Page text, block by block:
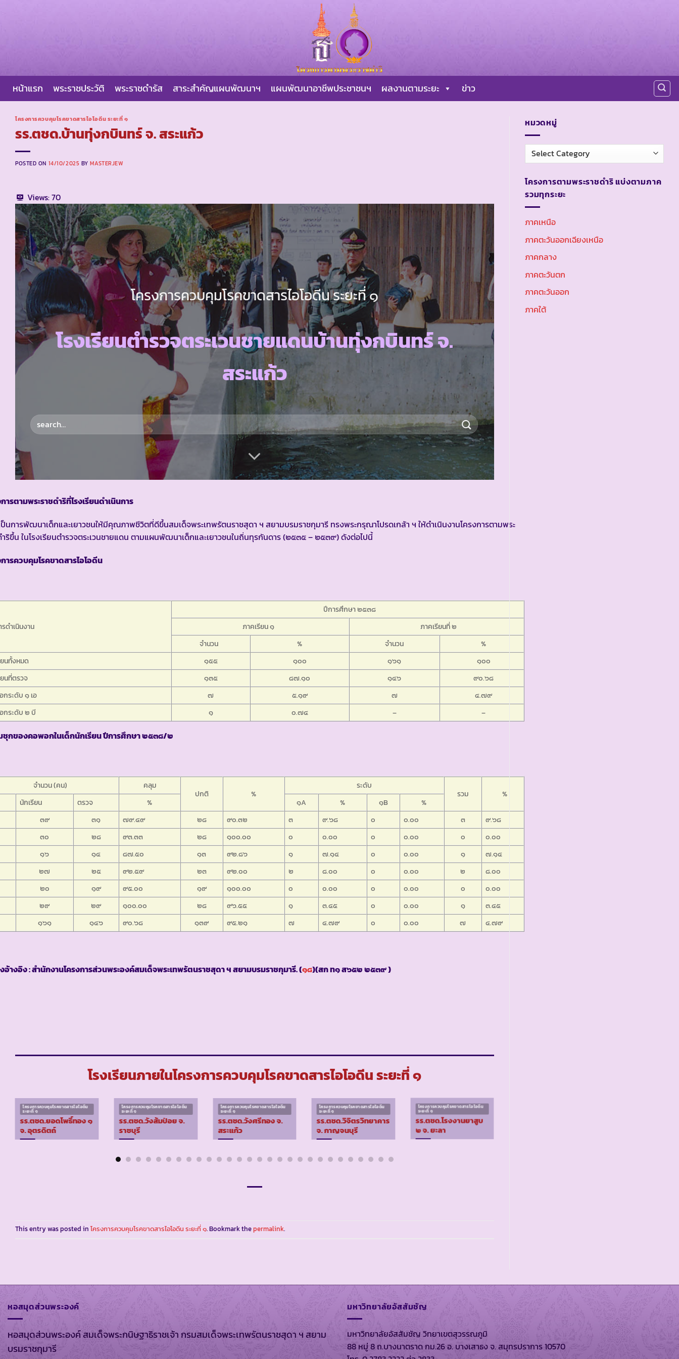
หน้าแรก พระราชประวัติ พระราชดำรัส สาระสำคัญแผนพัฒนาฯ แผนพัฒนาอาชีพประชาชนฯ ผลงานตามระยะ ข่าว
โครงการควบคุมโรคขาดสารไอโอดีน ระยะที่ ๑
รร.ตชด.บ้านทุ่งกบินทร์ จ. สระแก้ว
POSTED ON 14/10/2025 BYMASTERJEW
Views:70
โครงการควบคุมโรคขาดสารไอโอดีน ระยะที่ ๑
โรงเรียนตำรวจตระเวนชายแดนบ้านทุ่งกบินทร์ จ.
สระแก้ว
ารตามพระราชดำริที่โรงเรียนดำเนินการ
ป็นการพัฒนาเด็กและเยาวชนให้มีคุณภาพชีวิตที่ดีขึ้นสมเด็จพระเทพรัตนราชสุดา ฯ สยามบรมราชกุมารี ทรงพระกรุณาโปรดเกล้า ฯ ให้ดำเนินงานโครงการตามพระ
ำริขึ้น ในโรงเรียนตำรวจตระเวนชายแดน ตามแผนพัฒนาเด็กและเยาวชนในถิ่นทุรกันดาร (๒๕๓๕ – ๒๕๓๙) ดังต่อไปนี้
ารควบคุมโรคขาดสารไอโอดีน
ดำเนินงาน
ปีการศึกษา ๒๕๓๘
ภาคเรียน ๑
ภาคเรียนที่ ๒
จำนวน
% จำนวน
%
นทั้งหมด
๑๕๕ ๑๐๐ ๑๖๑
๑๐๐
นที่ตรวจ
๑๓๕ ๘๗.๑๐ ๑๔๖
๙๐.๖๘
ระดับ ๑ เอ
๗ ๕.๑๙ ๗
๔.๗๙
กระดับ ๒ บี
๑ ๐.๗๔ – –
ชุกของคอพอกในเด็กนักเรียน ปีการศึกษา ๒๕๓๘/๒
จำนวน (คน) คลุม
ปกติ %
ระดับ
รวม %
นักเรียน ตรวจ % ๑A % ๑B
%
๓๙
๓๑ ๗๙.๔๙ ๒๘ ๙๐.๓๒ ๓ ๙.๖๘ ๐ ๐.๐๐ ๓
๙.๖๘
๓๐
๒๘ ๙๓.๓๓ ๒๘ ๑๐๐.๐๐ ๐ ๐.๐๐ ๐ ๐.๐๐ ๐
๐.๐๐
๑๖
๑๔ ๘๗.๕๐ ๑๓ ๙๒.๘๖ ๑ ๗.๑๔ ๐ ๐.๐๐ ๑
๗.๑๔
๒๗
๒๕ ๙๒.๕๙ ๒๓ ๙๒.๐๐ ๒ ๘.๐๐ ๐ ๐.๐๐ ๒
๘.๐๐
๒๐
๑๙ ๙๕.๐๐ ๑๙ ๑๐๐.๐๐ ๐ ๐.๐๐ ๐ ๐.๐๐ ๐
๐.๐๐
๒๙
๒๙ ๑๐๐.๐๐ ๒๘ ๙๖.๕๕ ๑ ๓.๔๕ ๐ ๐.๐๐ ๑
๓.๔๕
๑๖๑
๑๔๖ ๙๐.๖๘ ๑๓๙ ๙๕.๒๑ ๗ ๔.๗๙ ๐ ๐.๐๐ ๗ ๔.๗๙
อ้างอิง : สำนักงานโครงการส่วนพระองค์สมเด็จพระเทพรัตนราชสุดา ฯ สยามบรมราชกุมารี. (๑๘)(สก ท๑ ส๖๕๒ ๒๕๓๙ )
โรงเรียนภายในโครงการควบคุมโรคขาดสารไอโอดีน ระยะที่ ๑
โครงการควบคุมโรคขาดสารไอโอดีน
ระยะที่ ๑
รร.ตชด.ยอดโพธิ์ทอง ๑
จ. อุตรดิตถ์
โครงการควบคุมโรคขาดสารไอโอดีน
ระยะที่ ๑
รร.ตชด.วังส้มป่อย จ.
ราชบุรี
โครงการควบคุมโรคขาดสารไอโอดีน
ระยะที่ ๑
รร.ตชด.วังศรีทอง จ.
สระแก้ว
โครงการควบคุมโรคขาดสารไอโอดีน
ระยะที่ ๑
รร.ตชด.วิจิตรวิทยาคาร
จ. กาญจนบุรี
โครงการควบคุมโรคขาดสารไอโอดีน
ระยะที่ ๑
รร.ตชด.โรงงานยาสูบ
๒ จ. ยะลา
This entry was posted in โครงการควบคุมโรคขาดสารไอโอดีน ระยะที่ ๑. Bookmark thepermalink.
หมวดหมู่
หมวด
หมู่
โครงการตามพระราชดำริ แบ่งตามภาค
รวมทุกระยะ
ภาคเหนือ
ภาคตะวันออกเฉียงเหนือ
ภาคกลาง
ภาคตะวันตก
ภาคตะวันออก
ภาคใต้
หอสมุดส่วนพระองค์
หอสมุดส่วนพระองค์ สมเด็จพระกนิษฐาธิราชเจ้า กรมสมเด็จพระเทพรัตนราชสุดา ฯ สยาม
บรมราชกุมารี
มหาวิทยาลัยอัสสัมชัญ
มหาวิทยาลัยอัสสัมชัญ วิทยาเขตสุวรรณภูมิ
88 หมู่ 8 ถ.บางนาตราด กม.26 อ. บางเสาธง จ. สมุทรปราการ 10570